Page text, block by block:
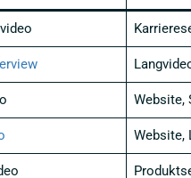
Website,
Website,